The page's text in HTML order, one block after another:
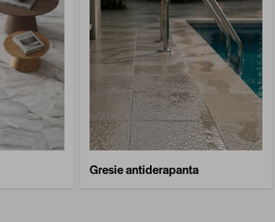
Gresie antiderapanta